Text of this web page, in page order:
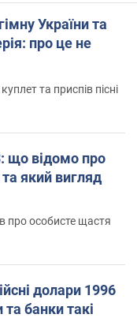
України та
про це не
та приспів пісні
що відомо про
який вигляд
про особисте щастя
долари 1996
банки такі